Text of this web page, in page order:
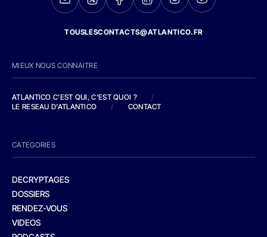
TOUSLESCONTACTS@ATLANTICO.FR
MIEUX NOUS CONNAITRE
ATLANTICO C'EST QUI, C'EST QUOI ?
/
LE RESEAU D'ATLANTICO
/ CONTACT
CATEGORIES
DECRYPTAGES
DOSSIERS
RENDEZ-VOUS
VIDEOS